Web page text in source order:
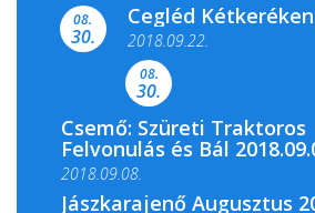
Színes és tartalmas
Csemői Községi Könyvtár és...
08.
30.
Cegléd Kétkeréken
2018.09.22.
08.
30.
Csemő: Szüreti Traktoros
Felvonulás és Bál
2018.09.08.
Jászkarajenő Augusztus